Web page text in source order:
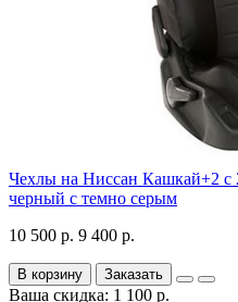
Чехлы на Ниссан Кашкай+2 с
черный с темно серым
10 500 р. 9 400 р.
В корзину Заказать
Ваша скидка: 1 100 р.